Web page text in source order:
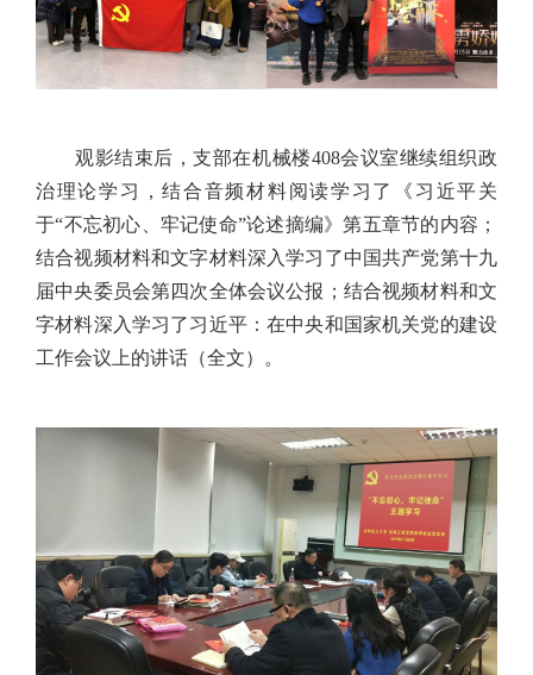
观影结束后，支部在机械楼408会议室继续组织政
治理论学习，结合音频材料阅读学习了《习近平关
于“不忘初心、牢记使命”论述摘编》第五章节的内容；
结合视频材料和文字材料深入学习了中国共产党第十九
届中央委员会第四次全体会议公报；结合视频材料和文
字材料深入学习了习近平：在中央和国家机关党的建设
工作会议上的讲话（全文）。